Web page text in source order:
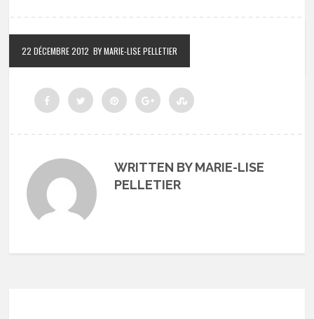
22 DÉCEMBRE 2012 BY MARIE-LISE PELLETIER
WRITTEN BY MARIE-LISE
PELLETIER